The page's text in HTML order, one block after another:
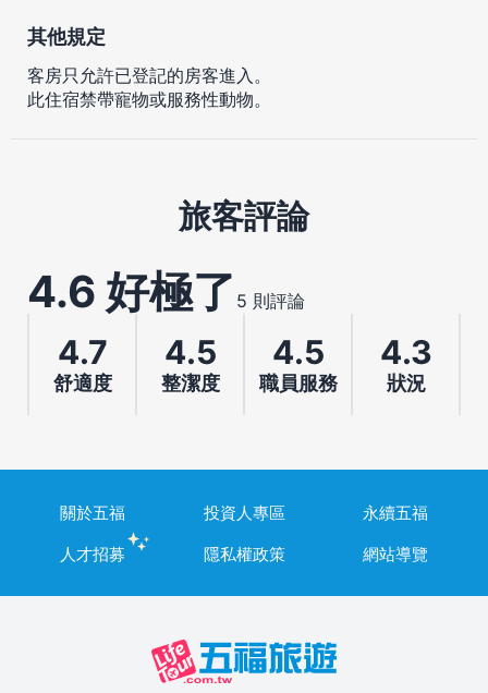
其他規定
客房只允許已登記的房客進入。
此住宿禁帶寵物或服務性動物。
旅客評論
4.6 好極了 5 則評論
4.7
舒適度
4.5
整潔度
4.5
職員服務
4.3
狀況
關於五福 投資人專區
永續五福
人才招募
隱私權政策 網站導覽